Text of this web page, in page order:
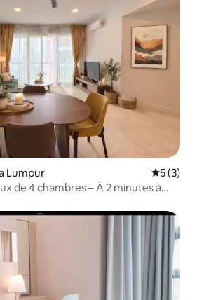
Lumpur
5 (3)
de 4 chambres – À 2 minutes à